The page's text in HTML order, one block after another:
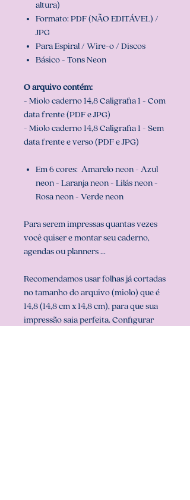
altura)
Formato: PDF (NÃO EDITÁVEL) /
JPG
Para Espiral / Wire-o / Discos
Básico - Tons Neon
O arquivo contém:
- Miolo caderno 14,8 Caligrafia 1 - Com
data frente (PDF e JPG)
- Miolo caderno 14,8 Caligrafia 1 - Sem
data frente e verso (PDF e JPG)
Em 6 cores: Amarelo neon - Azul
neon - Laranja neon - Lilás neon -
Rosa neon - Verde neon
Para serem impressas quantas vezes
você quiser e montar seu caderno,
agendas ou planners ...
Recomendamos usar folhas já cortadas
no tamanho do arquivo (miolo) que é
14,8 (14,8 cm x 14,8 cm), para que sua
impressão saia perfeita. Configurar